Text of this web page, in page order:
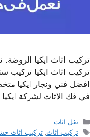
تركيب اثاث ايكيا
تركيب اثاث ايكيا تركيب
افضل فني ونجار ايكيا
في فك الاثاث لشركة
التصنيفات
نقل اثاث
الوسوم
تركيب اثاث,تركيب اثاث